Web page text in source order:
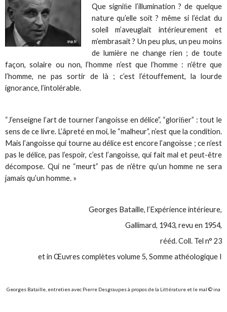
Que signiﬁe l’illumination ? de quelque
nature qu’elle soit ? même si l’éclat du
soleil m’aveuglait intérieurement et
m’embrasait ? Un peu plus, un peu moins
de lumière ne change rien ; de toute
façon, solaire ou non, l’homme n’est que l’homme : n’être que
l’homme, ne pas sortir de là ; c’est l’étouffement, la lourde
ignorance, l’intolérable.
“J’enseigne l’art de tourner l’angoisse en délice”, “gloriﬁer” : tout le
sens de ce livre. L’âpreté en moi, le “malheur”, n’est que la condition.
Mais l’angoisse qui tourne au délice est encore l’angoisse ; ce n’est
pas le délice, pas l’espoir, c’est l’angoisse, qui fait mal et peut-être
décompose. Qui ne “meurt” pas de n’être qu’un homme ne sera
jamais qu’un homme. »
Georges Bataille, l’Expérience intérieure,
Gallimard, 1943, revu en 1954,
rééd. Coll. Tel n° 23
et in Œuvres complètes volume 5, Somme athéologique I
Georges Bataille, entretien avec Pierre Desgraupes à propos de la Littérature et le mal © ina